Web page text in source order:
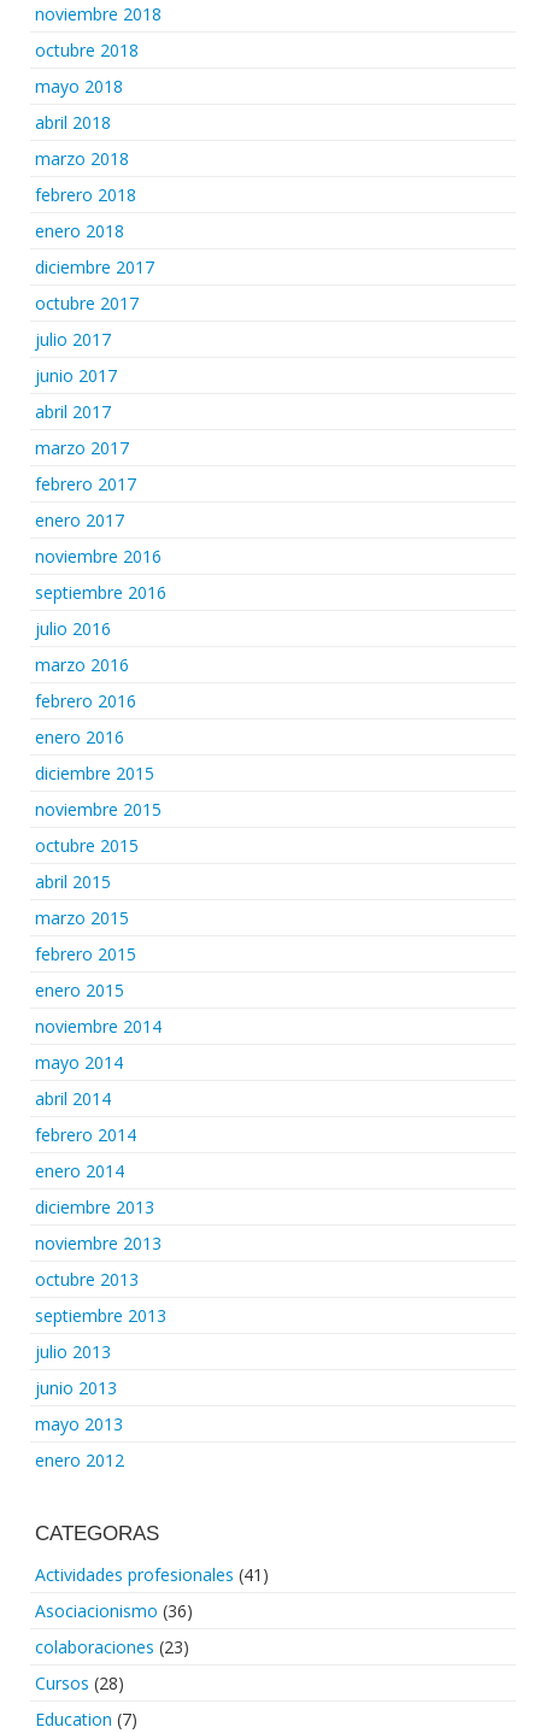
noviembre 2018
octubre 2018
mayo 2018
abril 2018
marzo 2018
febrero 2018
enero 2018
diciembre 2017
octubre 2017
julio 2017
junio 2017
abril 2017
marzo 2017
febrero 2017
enero 2017
noviembre 2016
septiembre 2016
julio 2016
marzo 2016
febrero 2016
enero 2016
diciembre 2015
noviembre 2015
octubre 2015
abril 2015
marzo 2015
febrero 2015
enero 2015
noviembre 2014
mayo 2014
abril 2014
febrero 2014
enero 2014
diciembre 2013
noviembre 2013
octubre 2013
septiembre 2013
julio 2013
junio 2013
mayo 2013
enero 2012
CATEGORAS
Actividades profesionales (41)
Asociacionismo (36)
colaboraciones (23)
Cursos (28)
Education (7)